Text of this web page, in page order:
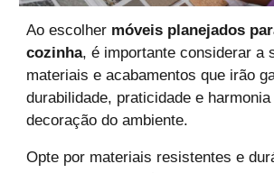
Ao escolher móveis planejados
cozinha, é importante considerar a
materiais e acabamentos que irão
durabilidade, praticidade e
decoração do ambiente.
Opte por materiais resistentes e